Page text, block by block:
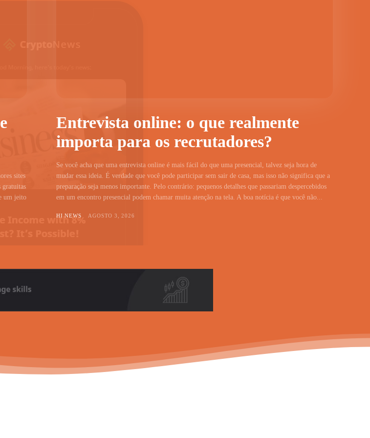
sites
gratuitas
um jeito
Entrevista online: o que realmente
importa para os recrutadores?
Se você acha que uma entrevista online é mais fácil do que uma presencial, talvez seja hora de
mudar essa ideia. É verdade que você pode participar sem sair de casa, mas isso não significa que a
preparação seja menos importante. Pelo contrário: pequenos detalhes que passariam despercebidos
em um encontro presencial podem chamar muita atenção na tela. A boa notícia é que você não...
HI NEWS AGOSTO 3, 2026